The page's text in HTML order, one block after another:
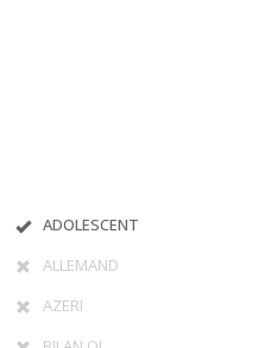
ADOLESCENT
ALLEMAND
AZERI